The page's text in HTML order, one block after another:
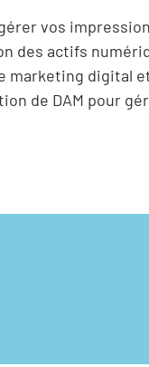
vos
des actifs
marketing digital
de DAM pour